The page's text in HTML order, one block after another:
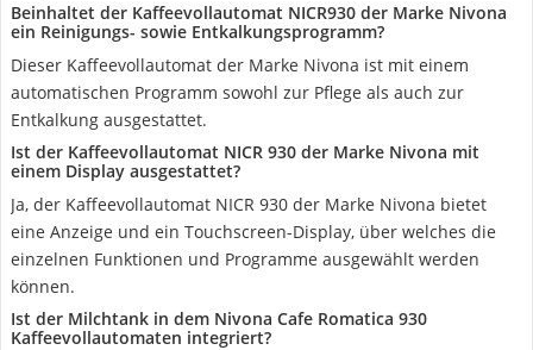
Beinhaltet der Kaffeevollautomat NICR930 der Marke Nivona
ein Reinigungs- sowie Entkalkungsprogramm?
Dieser Kaffeevollautomat der Marke Nivona ist mit einem
automatischen Programm sowohl zur Pflege als auch zur
Entkalkung ausgestattet.
Ist der Kaffeevollautomat NICR 930 der Marke Nivona mit
einem Display ausgestattet?
Ja, der Kaffeevollautomat NICR 930 der Marke Nivona bietet
eine Anzeige und ein Touchscreen-Display, über welches die
einzelnen Funktionen und Programme ausgewählt werden
können.
Ist der Milchtank in dem Nivona Cafe Romatica 930
Kaffeevollautomaten integriert?